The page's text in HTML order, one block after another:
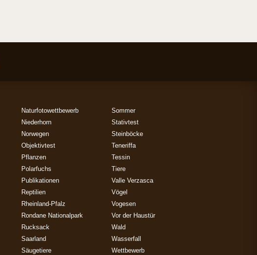
Naturfotowettbewerb
Niederhorn
Norwegen
Objektivtest
Pflanzen
Polarfuchs
Publikationen
Reptilien
Rheinland-Pfalz
Rondane Nationalpark
Rucksack
Saarland
Säugetiere
Sommer
Stativtest
Steinböcke
Teneriffa
Tessin
Tiere
Valle Verzasca
Vögel
Vogesen
Vor der Haustür
Wald
Wasserfall
Wettbewerb